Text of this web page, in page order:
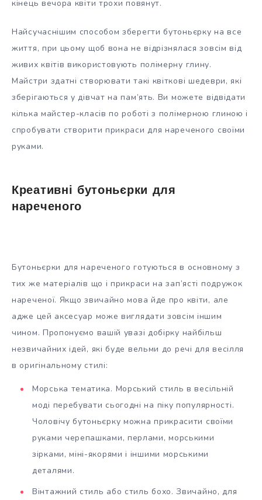
кінець вечора квіти трохи повянут.
Найсучаснішим способом зберегти бутоньєрку на все
життя, при цьому щоб вона не відрізнялася зовсім від
живих квітів використовують полімерну глину.
Майстри здатні створювати такі квіткові шедеври, які
зберігаються у дівчат на пам’ять. Ви можете відвідати
кілька майстер-класів по роботі з полімерною глиною і
спробувати створити прикраси для нареченого своїми
руками.
Креативні бутоньєрки для
нареченого
Бутоньєрки для нареченого готуються в основному з
тих же матеріалів що і прикраси на зап’ясті подружок
нареченої. Якщо звичайно мова йде про квіти, але
адже цей аксесуар може виглядати зовсім іншим
чином. Пропонуємо вашій увазі добірку найбільш
незвичайних ідей, які буде вельми до речі для весілля
в оригінальному стилі:
Морська тематика. Морський стиль в весільній
моді перебувати сьогодні на піку популярності.
Чоловічу бутоньєрку можна прикрасити своїми
руками черепашками, перлами, морськими
зірками, міні-якорями і іншими морськими
деталями.
Вінтажний стиль або стиль бохо. Звичайно, для